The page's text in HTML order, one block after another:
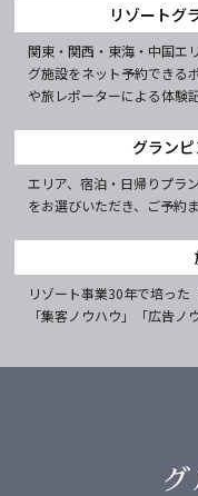
リゾートグ
関東・関西・東海・中国エ
グ施設をネット予約できる
や旅レポーターによる体験
グラン
エリア、宿泊・日帰りプラ
をお選びいただき、ご予約
リゾート事業30年で培った
「集客ノウハウ」「広告ノ